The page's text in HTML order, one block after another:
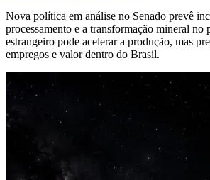
Nova política em análise no Senado prevê
processamento e a transformação mineral no
estrangeiro pode acelerar a produção, mas
empregos e valor dentro do Brasil.